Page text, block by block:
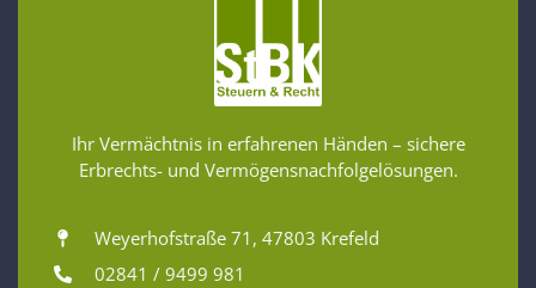
Ihr Vermächtnis in erfahrenen Händen – sichere
Erbrechts- und Vermögensnachfolgelösungen.
Weyerhofstraße 71, 47803 Krefeld
02841 / 9499 981